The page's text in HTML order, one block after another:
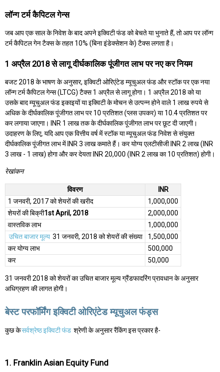
लॉन्ग टर्म कैपिटल गेन्स
जब आप एक साल के निवेश के बाद अपने इक्विटी फंड को बेचते या भुनाते हैं, तो आप पर लॉन्ग
टर्म कैपिटल गेन टैक्स के तहत 10% (बिना इंडेक्सेशन के) टैक्स लगता है।
1 अप्रैल 2018 से लागू दीर्घकालिक पूंजीगत लाभ पर नए कर नियम
बजट 2018 के भाषण के अनुसार, इक्विटी ओरिएंटेड म्यूचुअल फंड और स्टॉक पर एक नया
लॉन्ग टर्म कैपिटल गेन्स (LTCG) टैक्स 1 अप्रैल से लागू होगा। 1 अप्रैल 2018 को या
उसके बाद म्यूचुअल फंड इकाइयों या इक्विटी के मोचन से उत्पन्न होने वाले 1 लाख रुपये से
अधिक के दीर्घकालिक पूंजीगत लाभ पर 10 प्रतिशत (प्लस उपकर) या 10.4 प्रतिशत पर
कर लगाया जाएगा। INR 1 लाख तक के दीर्घकालिक पूंजीगत लाभ पर छूट दी जाएगी।
उदाहरण के लिए, यदि आप एक वित्तीय वर्ष में स्टॉक या म्यूचुअल फंड निवेश से संयुक्त
दीर्घकालिक पूंजीगत लाभ में INR 3 लाख कमाते हैं। कर योग्य एलटीसीजी INR 2 लाख (INR
3 लाख - 1 लाख) होगा और कर देयता INR 20,000 (INR 2 लाख का 10 प्रतिशत) होगी।
रेखांकन
विवरण
INR
1 जनवरी, 2017 को शेयरों की खरीद
1,000,000
शेयरों की बिक्री1st April, 2018
2,000,000
वास्तविक लाभ
1,000,000
उचित बाजार मूल्य 31 जनवरी, 2018 को शेयरों की संख्या
1,500,000
कर योग्य लाभ
500,000
कर
50,000
31 जनवरी 2018 को शेयरों का उचित बाजार मूल्य ग्रैंडफादरिंग प्रावधान के अनुसार
अधिग्रहण की लागत होगी।
बेस्ट परफॉर्मिंग इक्विटी ओरिएंटेड म्यूचुअल फंड्स
कुछ केसर्वश्रेष्ठ इक्विटी फंड श्रेणी के अनुसार रैंकिंग इस प्रकार है-
1. Franklin Asian Equity Fund